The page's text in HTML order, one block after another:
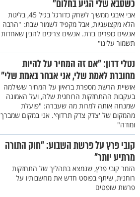
כשסבא שלי הגיע בחלום"
אבי איבגי ממשיך לשחק כדורגל בגיל 45, בליגות
הלא מקצועניות, אבל מקפיד לשמור שבת: "הרבה
אנשים כופרים בדת. אנשים צריכים להבין שאחדות
תשמור עלינו"
נטלי דדון: "אם זה המחיר על להיות
מחוברת לאמת שלי, אני אבחר באמת שלי"
אושיית הרשת מספרת בראיון על המחיר ששילמה
בעקבות ההתחזקות הרוחנית שלה, ועל האמונה
שמנחה אותה למרות מה שעברה: "פועלת
מהמקום של 'צדק צדק תרדוף'. אני במקום שמברך
ומודה"
קובי פרץ על פרשת השבוע: "חוק התורה
מרתיע יותר"
הזמר קובי פרץ, שנמצא בתהליך של התחזקות
רוחנית, שיתף בפוסט חדש את מחשבותיו על
פרשת שופטים